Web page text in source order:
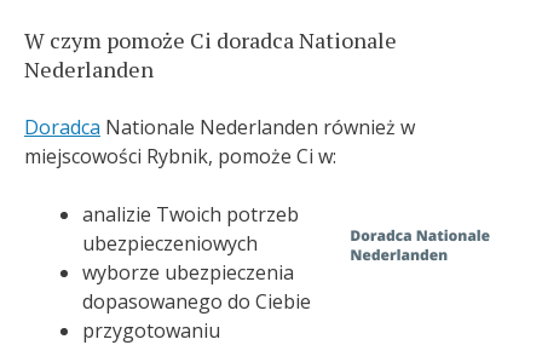
W czym pomoże Ci doradca Nationale
Nederlanden
Doradca Nationale Nederlanden również w
miejscowości Rybnik, pomoże Ci w:
analizie Twoich potrzeb
ubezpieczeniowych
wyborze ubezpieczenia
dopasowanego do Ciebie
przygotowaniu